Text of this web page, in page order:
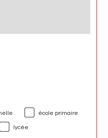
école primaire
lycée